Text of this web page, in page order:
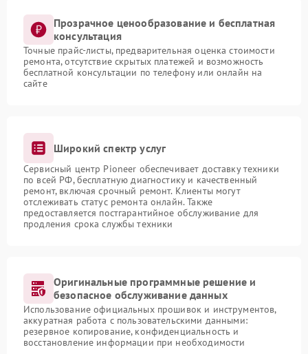
Прозрачное ценообразование и бесплатная
консультация
Точные прайс-листы, предварительная оценка стоимости
ремонта, отсутствие скрытых платежей и возможность
бесплатной консультации по телефону или онлайн на
сайте
Широкий спектр услуг
Сервисный центр Pioneer обеспечивает доставку техники
по всей РФ, бесплатную диагностику и качественный
ремонт, включая срочный ремонт. Клиенты могут
отслеживать статус ремонта онлайн. Также
предоставляется постгарантийное обслуживание для
продления срока службы техники
Оригинальные программные решение и
безопасное обслуживание данных
Использование официальных прошивок и инструментов,
аккуратная работа с пользовательскими данными:
резервное копирование, конфиденциальность и
восстановление информации при необходимости